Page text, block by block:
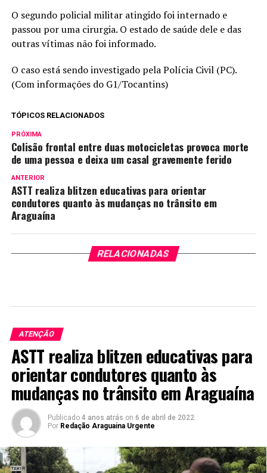
O segundo policial militar atingido foi internado e
passou por uma cirurgia. O estado de saúde dele e das
outras vítimas não foi informado.
O caso está sendo investigado pela Polícia Civil (PC).
(Com informações do G1/Tocantins)
TÓPICOS RELACIONADOS
PRÓXIMA
Colisão frontal entre duas motocicletas provoca morte
de uma pessoa e deixa um casal gravemente ferido
ANTERIOR
ASTT realiza blitzen educativas para orientar
condutores quanto às mudanças no trânsito em
Araguaína
RELACIONADAS
ATENÇÃO
ASTT realiza blitzen educativas para
orientar condutores quanto às
mudanças no trânsito em Araguaína
Publicado 4 anos atrás on 6 de abril de 2022
Por Redação Araguaina Urgente